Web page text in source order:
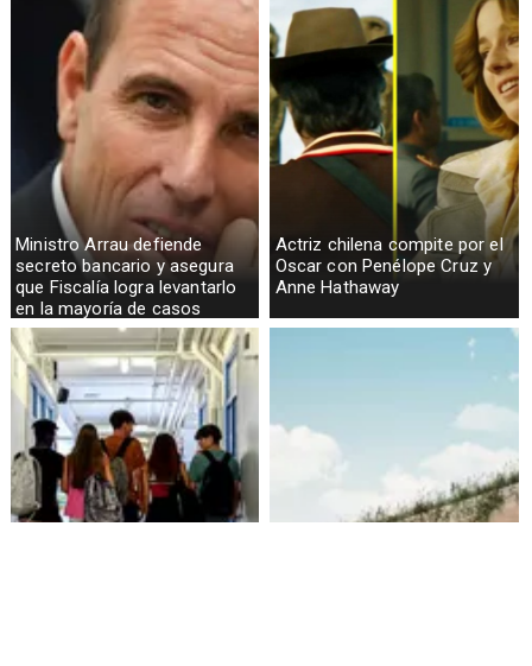
Ministro Arrau defiende
secreto bancario y asegura
que Fiscalía logra levantarlo
en la mayoría de casos
Actriz chilena compite por el
Oscar con Penélope Cruz y
Anne Hathaway